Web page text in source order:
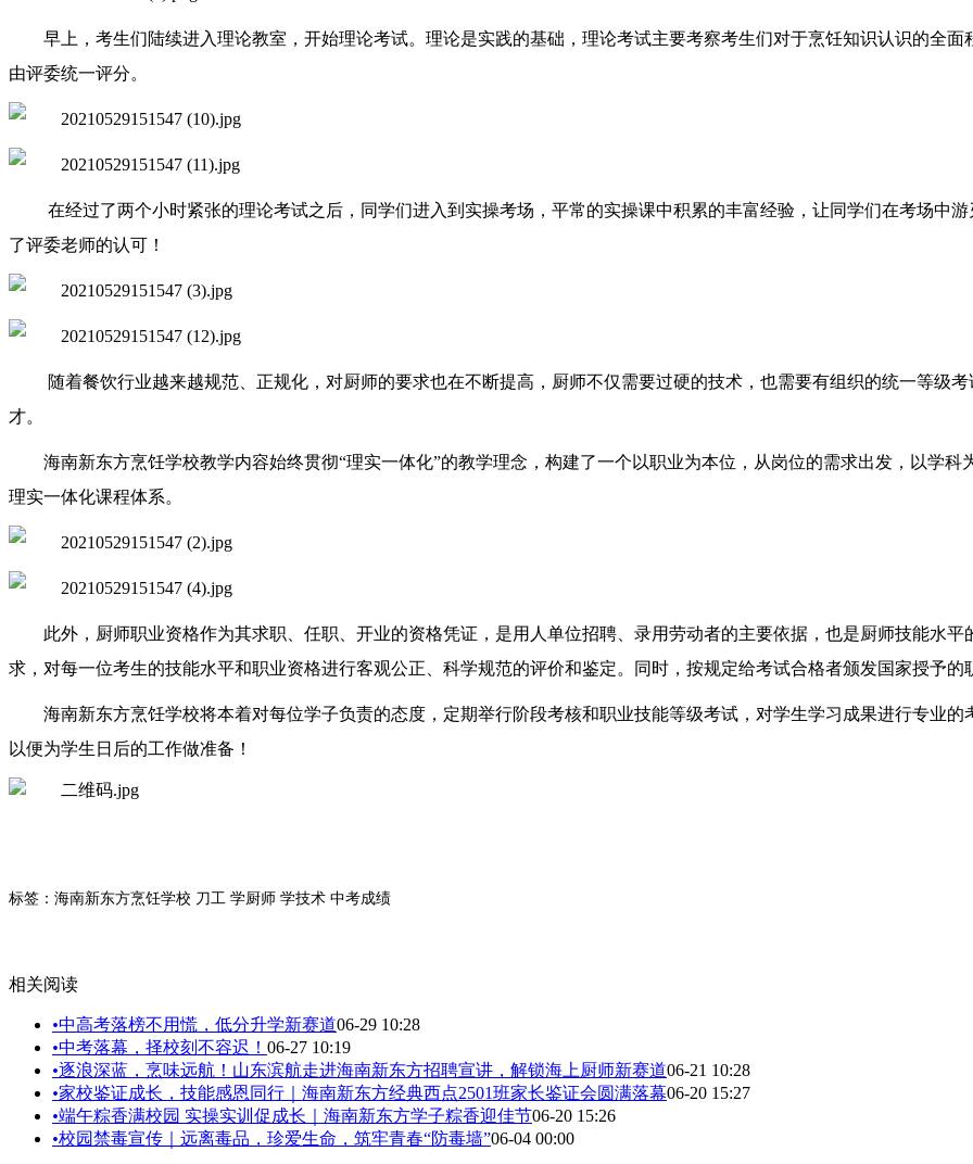
早上，考生们陆续进入理论教室，开始理论考试。理论是实践的基础，理论考试主要考察考生们对于烹饪知识认识的全
由评委统一评分。
在经过了两个小时紧张的理论考试之后，同学们进入到实操考场，平常的实操课中积累的丰富经验，让同学们在考场中
了评委老师的认可！
随着餐饮行业越来越规范、正规化，对厨师的要求也在不断提高，厨师不仅需要过硬的技术，也需要有组织的统一等级
才。
海南新东方烹饪学校教学内容始终贯彻“理实一体化”的教学理念，构建了一个以职业为本位，从岗位的需求出发，以学
理实一体化课程体系。
此外，厨师职业资格作为其求职、任职、开业的资格凭证，是用人单位招聘、录用劳动者的主要依据，也是厨师技能水
求，对每一位考生的技能水平和职业资格进行客观公正、科学规范的评价和鉴定。同时，按规定给考试合格者颁发国家授予的
海南新东方烹饪学校将本着对每位学子负责的态度，定期举行阶段考核和职业技能等级考试，对学生学习成果进行专业
以便为学生日后的工作做准备！
标签：海南新东方烹饪学校 刀工 学厨师 学技术 中考成绩
相关阅读
•中高考落榜不用慌，低分升学新赛道06-29 10:28
•中考落幕，择校刻不容迟！ 06-27 10:19
•逐浪深蓝，烹味远航！山东滨航走进海南新东方招聘宣讲，解锁海上厨师新赛道06-21 10:28
•家校鉴证成长，技能感恩同行｜海南新东方经典西点2501班家长鉴证会圆满落幕06-20 15:27
•端午粽香满校园 实操实训促成长｜海南新东方学子粽香迎佳节06-20 15:26
•校园禁毒宣传｜远离毒品，珍爱生命，筑牢青春“防毒墙”06-04 00:00